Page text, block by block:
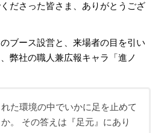
ださった皆さま、ありがとうござ
ブース設営と、来場者の目を引い
弊社の職人兼広報キャラ「進ノ
た環境の中でいかに足を止めて
か。 その答えは『足元』にあり